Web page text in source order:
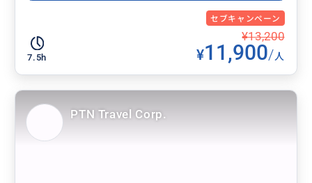
セブキャンペーン
7.5h
¥13,200
¥11,900/人
PTN Travel Corp.